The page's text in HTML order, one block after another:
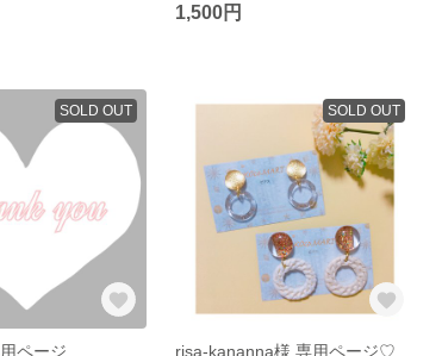
1,500円
SOLD OUT
ページ
SOLD OUT
risa-kananna様 専用ページ♡